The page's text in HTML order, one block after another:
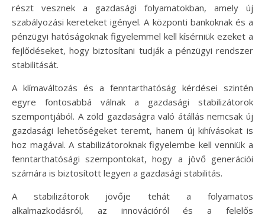
részt vesznek a gazdasági folyamatokban, amely új
szabályozási kereteket igényel. A központi bankoknak és a
pénzügyi hatóságoknak figyelemmel kell kísérniük ezeket a
fejlődéseket, hogy biztosítani tudják a pénzügyi rendszer
stabilitását.
A klímaváltozás és a fenntarthatóság kérdései szintén
egyre fontosabbá válnak a gazdasági stabilizátorok
szempontjából. A zöld gazdaságra való átállás nemcsak új
gazdasági lehetőségeket teremt, hanem új kihívásokat is
hoz magával. A stabilizátoroknak figyelembe kell venniük a
fenntarthatósági szempontokat, hogy a jövő generációi
számára is biztosított legyen a gazdasági stabilitás.
A stabilizátorok jövője tehát a folyamatos
alkalmazkodásról, az innovációról és a felelős